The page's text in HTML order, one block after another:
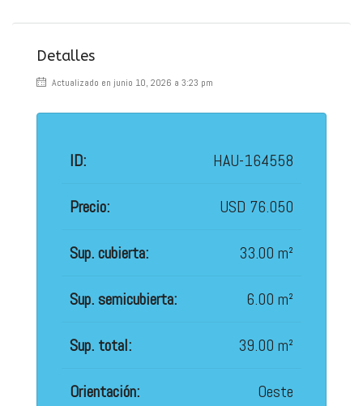
Detalles
Actualizado en junio 10, 2026 a 3:23 pm
ID: HAU-164558
Precio: USD 76.050
Sup. cubierta: 33.00 m²
Sup. semicubierta: 6.00 m²
Sup. total: 39.00 m²
Orientación: Oeste